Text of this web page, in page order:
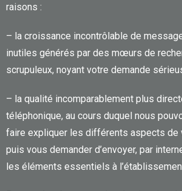
raisons :
– la croissance incontrôlable de
inutiles générés par des mœurs de
scrupuleux, noyant votre demande
– la qualité incomparablement plus
téléphonique, au cours duquel nous
faire expliquer les différents aspects de
puis vous demander d’envoyer, par
les éléments essentiels à